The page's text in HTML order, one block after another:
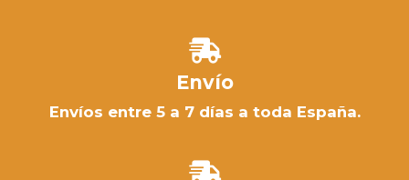
Envío
Envíos entre 5 a 7 días a toda España.